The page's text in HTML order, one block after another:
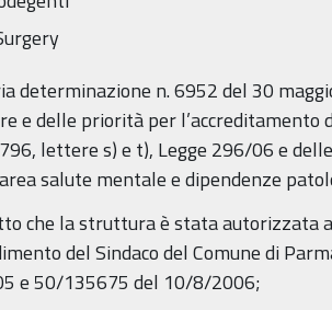
determinazione n. 6952 del 30
e delle priorità per l’accreditamento
lettere s) e t), Legge 296/06 e
salute mentale e dipendenze
che la struttura è stata autorizzata
del Sindaco del Comune di
e 50/135675 del 10/8/2006;